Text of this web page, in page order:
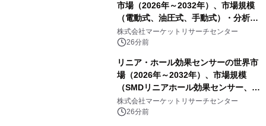
市場（2026年～2032年）、市場規模
（電動式、油圧式、手動式）・分析レ
ポートを発表
株式会社マーケットリサーチセンター
26分前
リニア・ホール効果センサーの世界市
場（2026年～2032年）、市場規模
（SMDリニアホール効果センサー、
THTリニアホール効果センサー）・分
析レポートを発表
株式会社マーケットリサーチセンター
26分前